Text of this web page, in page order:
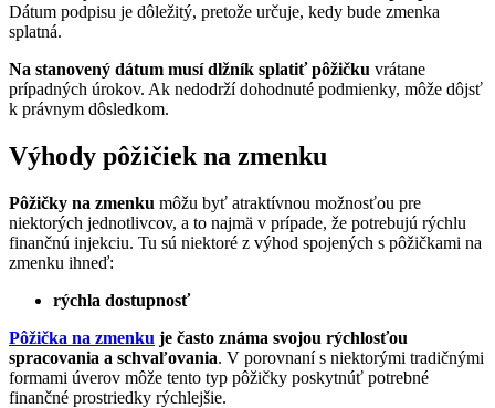
Dátum podpisu je dôležitý, pretože určuje, kedy bude zmenka
splatná.
Na stanovený dátum musí dlžník splatiť pôžičku vrátane
prípadných úrokov. Ak nedodrží dohodnuté podmienky, môže dôjsť
k právnym dôsledkom.
Výhody pôžičiek na zmenku
Pôžičky na zmenku môžu byť atraktívnou možnosťou pre
niektorých jednotlivcov, a to najmä v prípade, že potrebujú rýchlu
finančnú injekciu. Tu sú niektoré z výhod spojených s pôžičkami na
zmenku ihneď:
rýchla dostupnosť
Pôžička na zmenku je často známa svojou rýchlosťou
spracovania a schvaľovania. V porovnaní s niektorými tradičnými
formami úverov môže tento typ pôžičky poskytnúť potrebné
finančné prostriedky rýchlejšie.